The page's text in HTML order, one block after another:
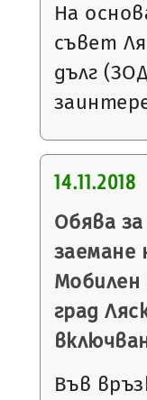
На
съвет
дълг
14.11.2018
Обява
заемане
Мобилен
град
Във